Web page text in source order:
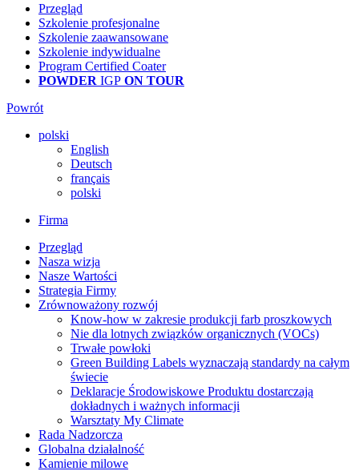
Przegląd
Szkolenie profesjonalne
Szkolenie zaawansowane
Szkolenie indywidualne
Program Certified Coater
POWDER IGP ON TOUR
Powrót
polski
English
Deutsch
français
polski
Firma
Przegląd
Nasza wizja
Nasze Wartości
Strategia Firmy
Zrównoważony rozwój
Know-how w zakresie produkcji farb proszkowych
Nie dla lotnych związków organicznych (VOCs)
Trwałe powłoki
Green Building Labels wyznaczają standardy na całym
świecie
Deklaracje Środowiskowe Produktu dostarczają
dokładnych i ważnych informacji
Warsztaty My Climate
Rada Nadzorcza
Globalna działalność
Kamienie milowe